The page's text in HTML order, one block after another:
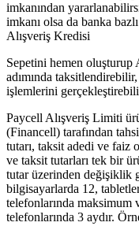
imkanından
imkanı olsa da banka
Alışveriş Kredisi
Sepetini hemen oluşturup
adımında
işlemlerini
Paycell Alışveriş Limiti
(Financell) tarafından
tutarı, taksit adedi ve faiz
ve taksit tutarları tek bir
tutar üzerinden değişiklik
bilgisayarlarda 12,
telefonlarında
telefonlarında 3 aydır.